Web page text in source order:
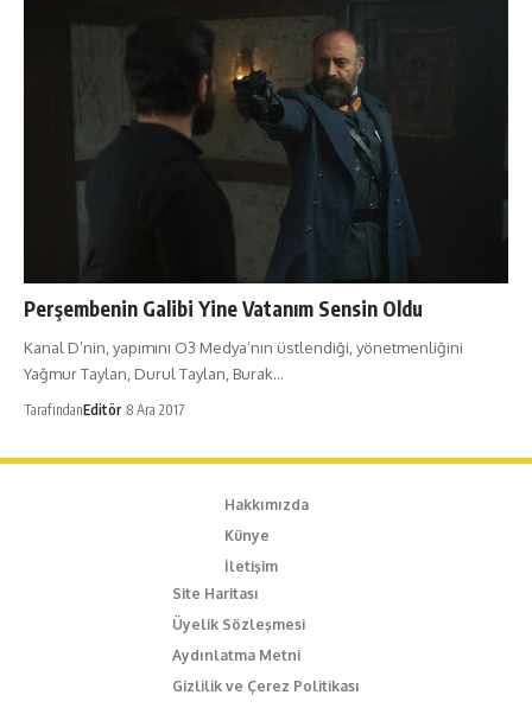
Perşembenin Galibi Yine Vatanım Sensin Oldu
Kanal D’nin, yapımını O3 Medya’nın üstlendiği, yönetmenliğini
Yağmur Taylan, Durul Taylan, Burak…
TarafındanEditör 8 Ara 2017
Hakkımızda
Künye
İletişim
Site Haritası
Üyelik Sözleşmesi
Aydınlatma Metni
Gizlilik ve Çerez Politikası